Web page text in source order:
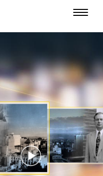
じ
に
人
支
援
戦
争
の
時
代